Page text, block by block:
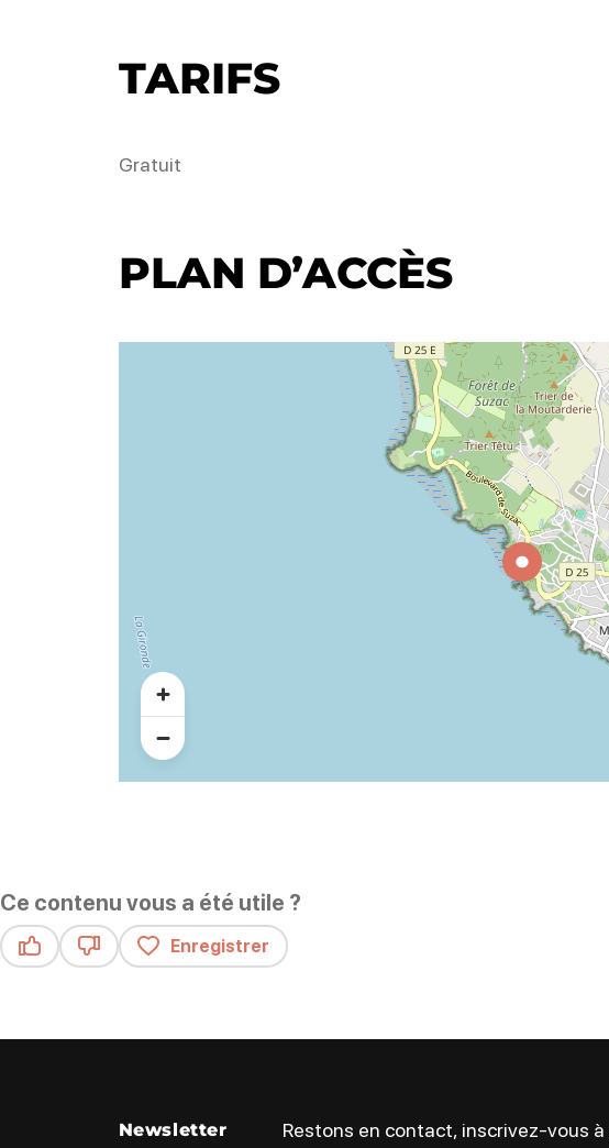
TARIFS
Gratuit
PLAN D’ACCÈS
Ce contenu vous a été utile ?
Enregistrer
Newsletter Restons en contact, inscrivez-vous